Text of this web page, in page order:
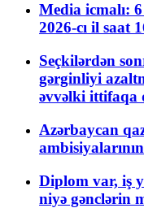
Media icmalı:
2026-cı il saat
Seçkilərdən
gərginliyi
əvvəlki ittifaqa
Azərbaycan
Diplom var, iş
niyə gənclərin